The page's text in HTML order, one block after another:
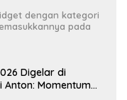
dengan kategori
pada
Digelar di
Anton: Momentum